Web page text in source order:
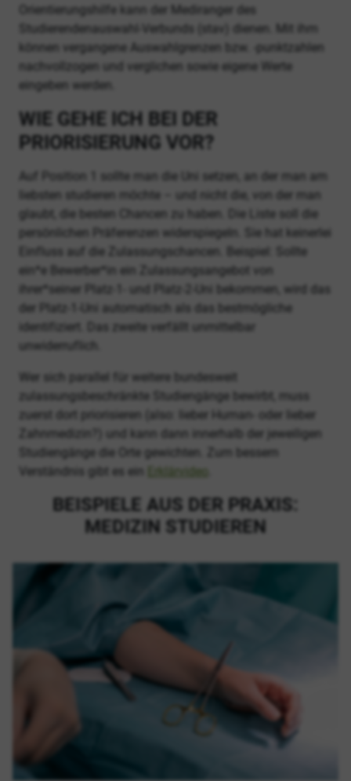
Orientierungshilfe kann der Mediranger des
Studierendenauswahl-Verbunds (stav) dienen. Mit ihm
können vergangene Auswahlgrenzen bzw. -punktzahlen
nachvollzogen und verglichen sowie eigene Werte
eingeben werden.
WIE GEHE ICH BEI DER
PRIORISIERUNG VOR?
Auf Position 1 sollte man die Uni setzen, an der man am
liebsten studieren möchte – und nicht die, von der man
glaubt, die besten Chancen zu haben. Die Liste soll die
persönlichen Präferenzen widerspiegeln. Sie hat keinerlei
Einfluss auf die Zulassungschancen. Beispiel: Sollte
ein*e Bewerber*in ein Zulassungsangebot von
ihrer*seiner Platz-1- und Platz-2-Uni bekommen, wird das
der Platz-1-Uni automatisch als das bestmögliche
identifiziert. Das zweite verfällt unmittelbar
unwiderruflich.
Wer sich parallel für weitere bundesweit
zulassungsbeschränkte Studiengänge bewirbt, muss
zuerst dort priorisieren (also: lieber Human- oder lieber
Zahnmedizin?) und kann dann innerhalb der jeweiligen
Studiengänge die Orte gewichten. Zum bessern
Verständnis gibt es ein
Erklärvideo
BEISPIELE AUS DER PRAXIS:
MEDIZIN STUDIEREN